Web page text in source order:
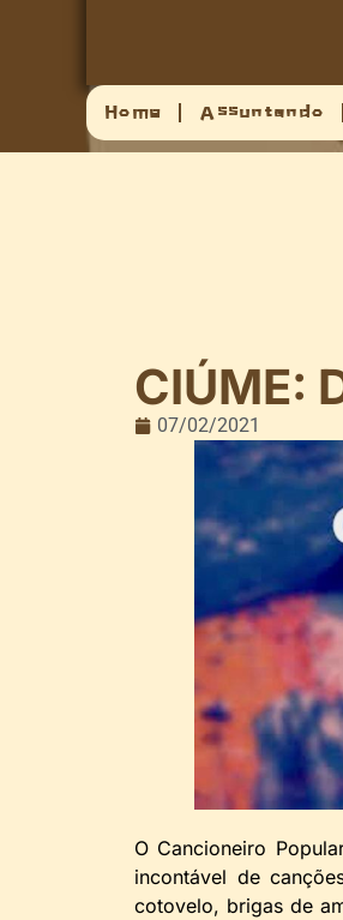
Home Assuntando
CIÚME:
07/02/2021
O Cancioneiro
incontável de
cotovelo, brigas de